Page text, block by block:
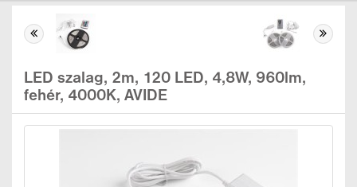
LED szalag, 2m, 120 LED, 4,8W, 960lm,
fehér, 4000K, AVIDE